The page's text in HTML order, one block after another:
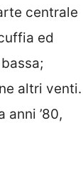
centrale
ed
altri venti.
’80,